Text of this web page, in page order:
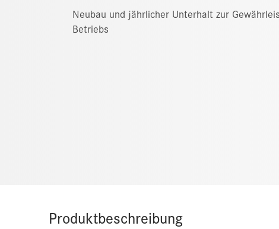
Neubau und jährlicher Unterhalt zur
Betriebs
Produktbeschreibung